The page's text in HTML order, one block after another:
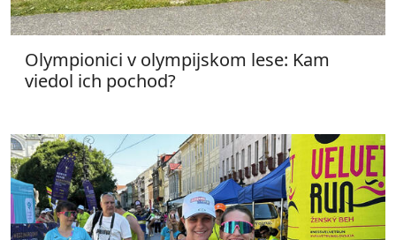
Olympionici v olympijskom lese: Kam
viedol ich pochod?